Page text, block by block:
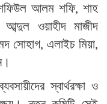
আলম শফি, শাহ
ওয়াহীদ মাজীদ
সোহাগ, এলাইচ মিয়া,
স্বার্থরক্ষা ও